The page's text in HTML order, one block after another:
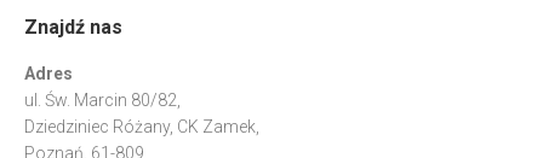
Znajdź nas
Adres
ul. Św. Marcin 80/82,
Dziedziniec Różany, CK Zamek,
Poznań, 61-809